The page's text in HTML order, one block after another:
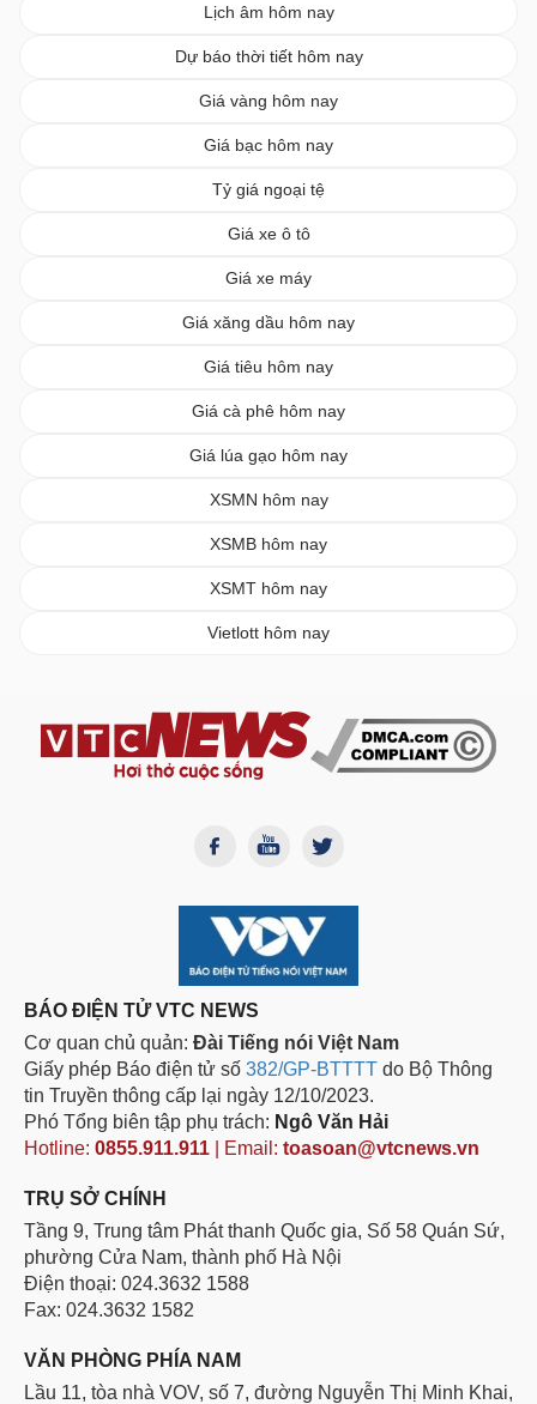
Lịch âm hôm nay
Dự báo thời tiết hôm nay
Giá vàng hôm nay
Giá bạc hôm nay
Tỷ giá ngoại tệ
Giá xe ô tô
Giá xe máy
Giá xăng dầu hôm nay
Giá tiêu hôm nay
Giá cà phê hôm nay
Giá lúa gạo hôm nay
XSMN hôm nay
XSMB hôm nay
XSMT hôm nay
Vietlott hôm nay
BÁO ĐIỆN TỬ VTC NEWS
Cơ quan chủ quản: Đài Tiếng nói Việt Nam
Giấy phép Báo điện tử số 382/GP-BTTTT do Bộ Thông
tin Truyền thông cấp lại ngày 12/10/2023.
Phó Tổng biên tập phụ trách: Ngô Văn Hải
Hotline: 0855.911.911 | Email: toasoan@vtcnews.vn
TRỤ SỞ CHÍNH
Tầng 9, Trung tâm Phát thanh Quốc gia, Số 58 Quán Sứ,
phường Cửa Nam, thành phố Hà Nội
Điện thoại: 024.3632 1588
Fax: 024.3632 1582
VĂN PHÒNG PHÍA NAM
Lầu 11, tòa nhà VOV, số 7, đường Nguyễn Thị Minh Khai,